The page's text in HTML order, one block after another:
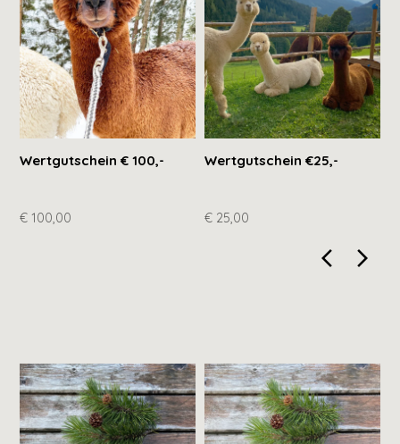
Wertgutschein € 100,-
€ 100,00
Wertgutschein €25,-
€ 25,00
arrow_back_ios_new